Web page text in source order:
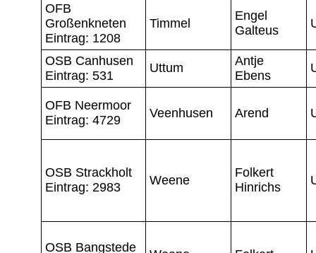
OFB
Großenkneten
Eintrag: 1208
Timmel
Engel
Galteus
OSB Canhusen
Eintrag: 531
Uttum
Antje
Ebens
OFB Neermoor
Eintrag: 4729
Veenhusen Arend
OSB Strackholt
Eintrag: 2983
Weene
Folkert
Hinrichs
OSB Bangstede